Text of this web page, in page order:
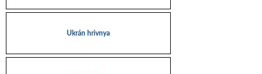
Ukrán hrivnya